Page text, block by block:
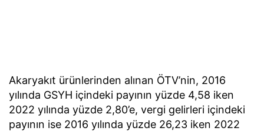
Akaryakıt ürünlerinden alınan ÖTV’nin, 2016
yılında GSYH içindeki payının yüzde 4,58 iken
2022 yılında yüzde 2,80’e, vergi gelirleri içindeki
payının ise 2016 yılında yüzde 26,23 iken 2022